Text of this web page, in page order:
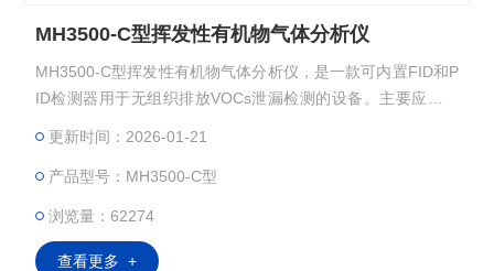
MH3500-C型挥发性有机物气体分析仪
MH3500-C型挥发性有机物气体分析仪，是一款可内置FID和P
ID检测器用于无组织排放VOCs泄漏检测的设备。主要应用于
更新时间：2026-01-21
产品型号：MH3500-C型
浏览量：62274
查看更多 +